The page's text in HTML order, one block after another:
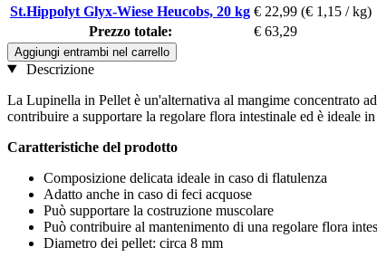
St.Hippolyt Glyx-Wiese Heucobs, 20 kg € 22,99 (€ 1,15 / kg)
Prezzo totale:
€ 63,29
Aggiungi entrambi nel carrello
Descrizione
La Lupinella in Pellet è un'alternativa al mangime concentrato
contribuire a supportare la regolare flora intestinale ed è ideale
Caratteristiche del prodotto
Composizione delicata ideale in caso di flatulenza
Adatto anche in caso di feci acquose
Può supportare la costruzione muscolare
Può contribuire al mantenimento di una regolare flora
Diametro dei pellet: circa 8 mm